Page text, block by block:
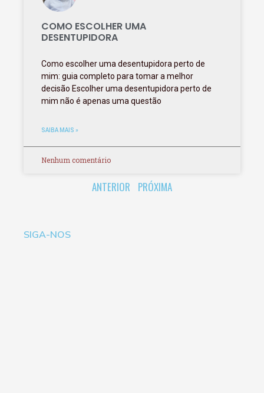
COMO ESCOLHER UMA
DESENTUPIDORA
Como escolher uma desentupidora perto de
mim: guia completo para tomar a melhor
decisão Escolher uma desentupidora perto de
mim não é apenas uma questão
SAIBA MAIS »
Nenhum comentário
ANTERIOR PRÓXIMA
SIGA-NOS